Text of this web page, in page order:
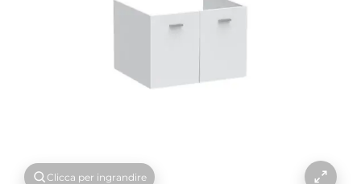
Clicca per ingrandire